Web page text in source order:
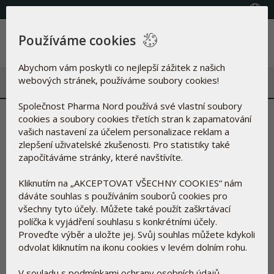
(+420) 800 100 622
Menu
Děkujeme vám za vaši
objednávku. Platbu proveďte
prosím následovně:
Celkem
z toho DPH
Informace k platbě bankovním převodem
Používáme cookies
Abychom vám poskytli co nejlepší zážitek z našich
webových stránek, používáme soubory cookies!
Společnost Pharma Nord používá své vlastní soubory
cookies a soubory cookies třetích stran k zapamatování
vašich nastavení za účelem personalizace reklam a
zlepšení uživatelské zkušenosti. Pro statistiky také
započítáváme stránky, které navštívíte.
Kliknutím na „AKCEPTOVAT VŠECHNY COOKIES“ nám
dáváte souhlas s používáním souborů cookies pro
všechny tyto účely. Můžete také použít zaškrtávací
políčka k vyjádření souhlasu s konkrétními účely.
Proveďte výběr a uložte jej. Svůj souhlas můžete kdykoli
odvolat kliknutím na ikonu cookies v levém dolním rohu.